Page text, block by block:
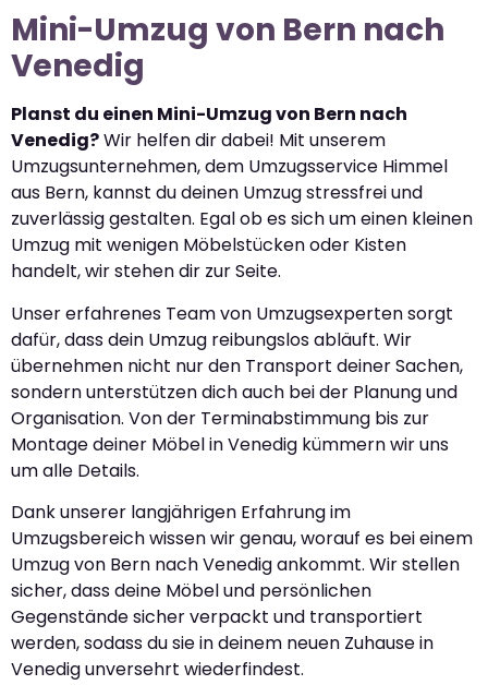
Mini-Umzug von Bern nach
Venedig
Planst du einen Mini-Umzug von Bern nach
Venedig?Wir helfen dir dabei! Mit unserem
Umzugsunternehmen, dem Umzugsservice Himmel
aus Bern, kannst du deinen Umzug stressfrei und
zuverlässig gestalten. Egal ob es sich um einen kleinen
Umzug mit wenigen Möbelstücken oder Kisten
handelt, wir stehen dir zur Seite.
Unser erfahrenes Team von Umzugsexperten sorgt
dafür, dass dein Umzug reibungslos abläuft. Wir
übernehmen nicht nur den Transport deiner Sachen,
sondern unterstützen dich auch bei der Planung und
Organisation. Von der Terminabstimmung bis zur
Montage deiner Möbel in Venedig kümmern wir uns
um alle Details.
Dank unserer langjährigen Erfahrung im
Umzugsbereich wissen wir genau, worauf es bei einem
Umzug von Bern nach Venedig ankommt. Wir stellen
sicher, dass deine Möbel und persönlichen
Gegenstände sicher verpackt und transportiert
werden, sodass du sie in deinem neuen Zuhause in
Venedig unversehrt wiederfindest.